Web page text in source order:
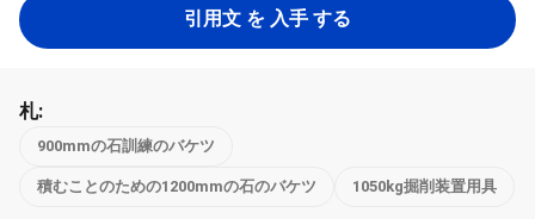
引用文 を 入手 する
札:
900mmの石訓練のバケツ
積むことのための1200mmの石のバケツ 1050kg掘削装置用具